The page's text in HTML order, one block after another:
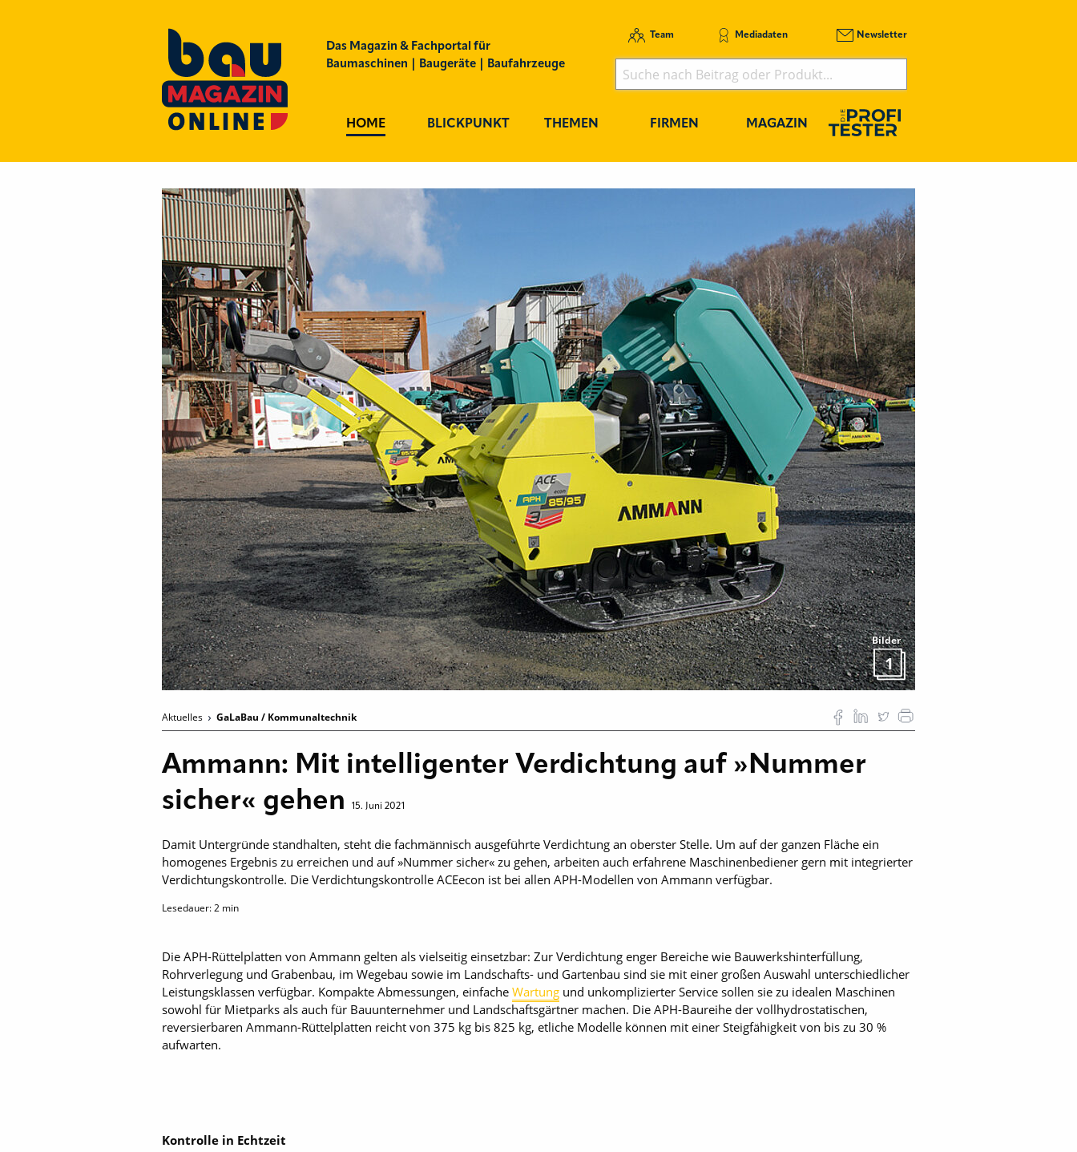
Das Magazin & Fachportal für
Baumaschinen | Baugeräte | Baufahrzeuge
Team Mediadaten Newsletter
HOME BLICKPUNKT THEMEN FIRMEN MAGAZIN
Bilder
1
Aktuelles GaLaBau / Kommunaltechnik
Ammann: Mit intelligenter Verdichtung auf »Nummer
sicher« gehen
15. Juni 2021
Damit Untergründe standhalten, steht die fachmännisch ausgeführte Verdichtung an oberster Stelle. Um auf der ganzen Fläche ein
homogenes Ergebnis zu erreichen und auf »Nummer sicher« zu gehen, arbeiten auch erfahrene Maschinenbediener gern mit integrierter
Verdichtungskontrolle. Die Verdichtungskontrolle ACEecon ist bei allen APH-Modellen von Ammann verfügbar.
Lesedauer:2 min
Die APH-Rüttelplatten von Ammann gelten als vielseitig einsetzbar: Zur Verdichtung enger Bereiche wie Bauwerkshinterfüllung,
Rohrverlegung und Grabenbau, im Wegebau sowie im Landschafts- und Gartenbau sind sie mit einer großen Auswahl unterschiedlicher
Leistungsklassen verfügbar. Kompakte Abmessungen, einfache Wartung und unkomplizierter Service sollen sie zu idealen Maschinen
sowohl für Mietparks als auch für Bauunternehmer und Landschaftsgärtner machen. Die APH-Baureihe der vollhydrostatischen,
reversierbaren Ammann-Rüttelplatten reicht von 375 kg bis 825 kg, etliche Modelle können mit einer Steigfähigkeit von bis zu 30 %
aufwarten.
Kontrolle in Echtzeit